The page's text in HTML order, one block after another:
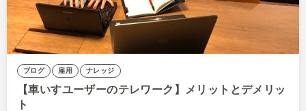
ブログ 雇用 ナレッジ
【車いすユーザーのテレワーク】メリットとデメリッ
ト